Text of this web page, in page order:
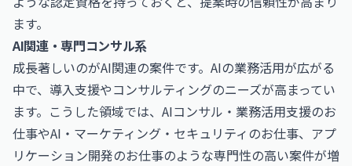
ます。
AI関連・専門コンサル系
成長著しいのがAI関連の案件です。AIの業務活用が広がる
中で、導入支援やコンサルティングのニーズが高まってい
ます。こうした領域では、 AIコンサル・業務活用支援のお
仕事やAI・マーケティング・セキュリティのお仕事、 アプ
リケーション開発のお仕事のような専門性の高い案件が増